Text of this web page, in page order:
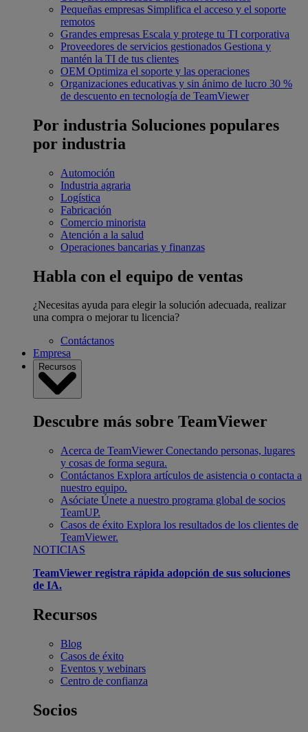
Pequeñas empresas Simplifica el acceso y el soporte
remotos
Grandes empresas Escala y protege tu TI corporativa
Proveedores de servicios gestionados Gestiona y
mantén la TI de tus clientes
OEM Optimiza el soporte y las operaciones
Organizaciones educativas y sin ánimo de lucro 30 %
de descuento en tecnología de TeamViewer
Por industria Soluciones populares
por industria
Automoción
Industria agraria
Logística
Fabricación
Comercio minorista
Atención a la salud
Operaciones bancarias y finanzas
Habla con el equipo de ventas
¿Necesitas ayuda para elegir la solución adecuada, realizar
una compra o mejorar tu licencia?
Contáctanos
Empresa
Recursos
Descubre más sobre TeamViewer
Acerca de TeamViewer Conectando personas, lugares
y cosas de forma segura.
Contáctanos Explora artículos de asistencia o contacta a
nuestro equipo.
Asóciate Únete a nuestro programa global de socios
TeamUP.
Casos de éxito Explora los resultados de los clientes de
TeamViewer.
NOTICIAS
TeamViewer registra rápida adopción de sus soluciones
de IA.
Recursos
Blog
Casos de éxito
Eventos y webinars
Centro de confianza
Socios